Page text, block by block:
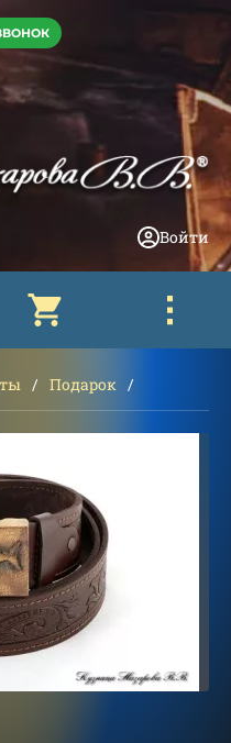
Войти
Подарок